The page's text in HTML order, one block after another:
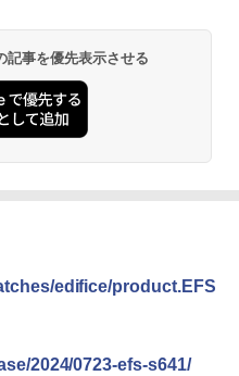
2027 地球の歩き方A ヨーロッ
(パイクスピーク) 着替えテン
ー テント 【中が透けない】 1
み 防災グッズ 災害用トイレ ビ
ク ポップアップテント 携帯 簡
《めざましテレビで紹介》
ッチ RENEW 幅200 2-3人用 43
ソロキャンプ ポリエステル フ
型 テント
イノシシ対策 自治体・教育機
登山・キャンプ・アウトドア・
保存可能 緊急時用 日本国内発
記事を優先表示させる
edifice/product.EFS
2024/0723-efs-s641/